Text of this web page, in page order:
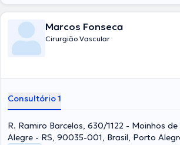
Marcos Fonseca
Cirurgião Vascular
Consultório 1
R. Ramiro Barcelos, 630/1122 - Moinhos
Alegre - RS, 90035-001, Brasil, Porto